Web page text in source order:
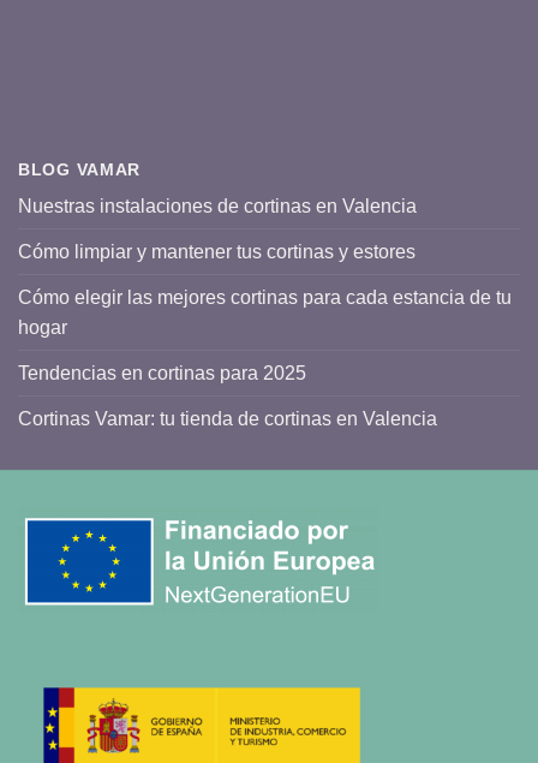
BLOG VAMAR
Nuestras instalaciones de cortinas en Valencia
Cómo limpiar y mantener tus cortinas y estores
Cómo elegir las mejores cortinas para cada estancia de tu
hogar
Tendencias en cortinas para 2025
Cortinas Vamar: tu tienda de cortinas en Valencia